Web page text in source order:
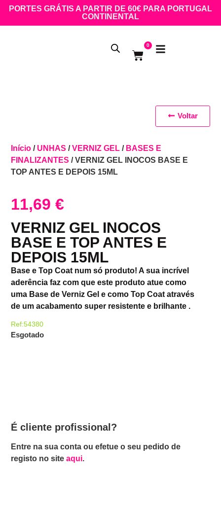
PORTES GRÁTIS A PARTIR DE 60€ PARA PORTUGAL
CONTINENTAL
0
Início / UNHAS /VERNIZ GEL / BASES E
FINALIZANTES / VERNIZ GEL INOCOS BASE E
TOP ANTES E DEPOIS 15ML
11,69€
VERNIZ GEL INOCOS
BASE E TOP ANTES E
DEPOIS 15ML
Base e Top Coat num só produto! A sua incrível
aderência faz com que este produto atue como
uma Base de Verniz Gel e como Top Coat através
de um acabamento super resistente e brilhante .
Ref:54380
Esgotado
É cliente profissional?
Entre na sua conta ou efetue o seu pedido de
registo no siteaqui.
Voltar